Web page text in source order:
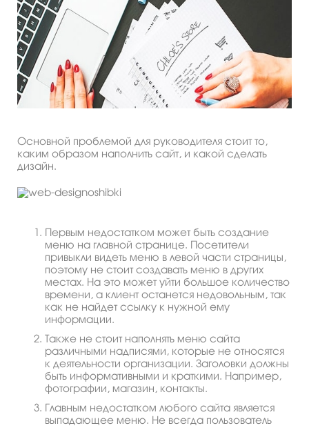
Основной проблемой для руководителя стоит то,
каким образом наполнить сайт, и какой сделать
дизайн.
Первым недостатком может быть создание
меню на главной странице. Посетители
привыкли видеть меню в левой части страницы,
поэтому не стоит создавать меню в других
местах. На это может уйти большое количество
времени, а клиент останется недовольным, так
как не найдет ссылку к нужной ему
информации.
Также не стоит наполнять меню сайта
различными надписями, которые не относятся
к деятельности организации. Заголовки должны
быть информативными и краткими. Например,
фотографии, магазин, контакты.
Главным недостатком любого сайта является
выпадающее меню. Не всегда пользователь